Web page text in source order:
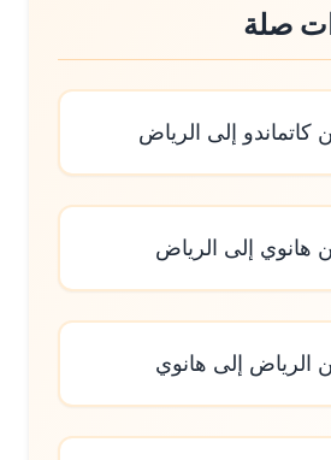
إلى الرياض
إلى الرياض
إلى هانوي